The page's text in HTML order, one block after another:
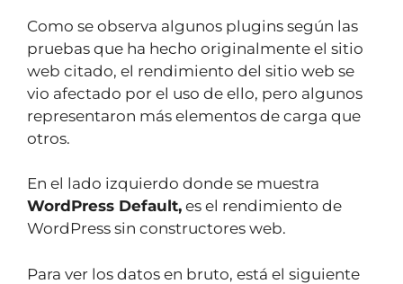
Como se observa algunos plugins según las
pruebas que ha hecho originalmente el sitio
web citado, el rendimiento del sitio web se
vio afectado por el uso de ello, pero algunos
representaron más elementos de carga que
otros.
En el lado izquierdo donde se muestra
WordPress Default, es el rendimiento de
WordPress sin constructores web.
Para ver los datos en bruto, está el siguiente